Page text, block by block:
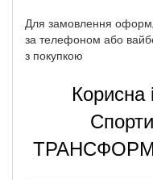
Для замовлення
за телефоном або
з покупкою
Корисна